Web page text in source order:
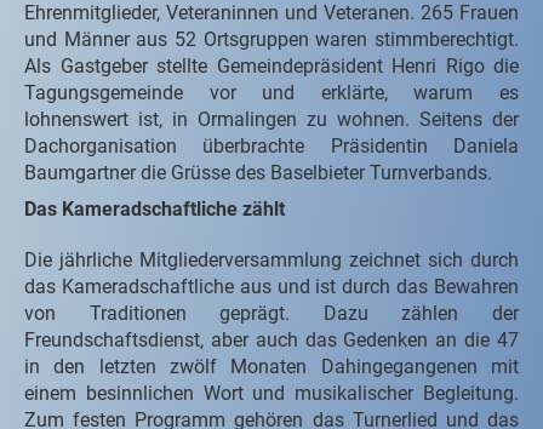
Ehrenmitglieder, Veteraninnen und Veteranen. 265 Frauen
und Männer aus 52 Ortsgruppen waren stimmberechtigt.
Als Gastgeber stellte Gemeindepräsident Henri Rigo die
Tagungsgemeinde vor und erklärte, warum es
lohnenswert ist, in Ormalingen zu wohnen. Seitens der
Dachorganisation überbrachte Präsidentin Daniela
Baumgartner die Grüsse des Baselbieter Turnverbands.
Das Kameradschaftliche zählt
Die jährliche Mitgliederversammlung zeichnet sich durch
das Kameradschaftliche aus und ist durch das Bewahren
von Traditionen geprägt. Dazu zählen der
Freundschaftsdienst, aber auch das Gedenken an die 47
in den letzten zwölf Monaten Dahingegangenen mit
einem besinnlichen Wort und musikalischer Begleitung.
Zum festen Programm gehören das Turnerlied und das